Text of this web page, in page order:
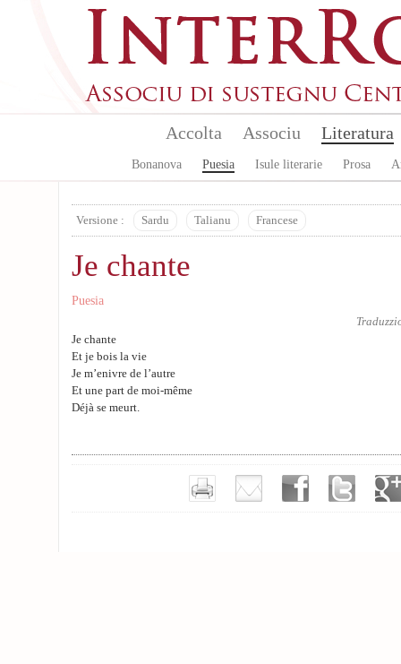
Accolta Associu Literatura
Bonanova Puesia Isule literarie Prosa
Versione : Sardu Talianu Francese
Je chante
Puesia
Je chante
Et je bois la vie
Je m’enivre de l’autre
Et une part de moi-même
Déjà se meurt.